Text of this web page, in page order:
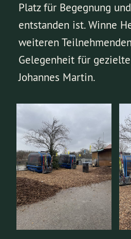
Platz für Begegnung
entstanden ist. Winne
weiteren
Gelegenheit für
Johannes Martin.